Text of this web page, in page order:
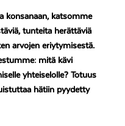
konsanaan, katsomme
tunteita herättäviä
arvojen eriytymisestä.
mitä kävi
yhteiselolle? Totuus
hätiin pyydetty